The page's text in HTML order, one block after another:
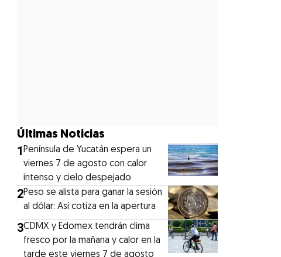
Últimas Noticias
1Península de Yucatán espera un
viernes 7 de agosto con calor
intenso y cielo despejado
2Peso se alista para ganar la sesión
al dólar: Así cotiza en la apertura
3CDMX y Edomex tendrán clima
fresco por la mañana y calor en la
tarde este viernes 7 de agosto